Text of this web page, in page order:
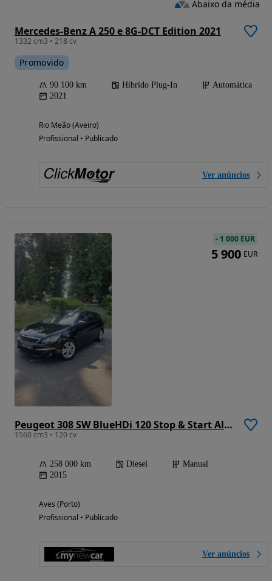
Mercedes-Benz A 250 e 8G-DCT Edition 2021
1332 cm3 • 218 cv
Promovido
90 100 km Híbrido Plug-In
Automática
2021
Rio Meão (Aveiro)
Profissional • Publicado
Ver anúncios
Abaixo da média
Peugeot 308 SW BlueHDi 120 Stop & Start Allure
1560 cm3 • 120 cv
258 000 km Diesel
Manual
2015
Aves (Porto)
Profissional • Publicado
Ver anúncios
- 1 000 EUR
5 900 EUR